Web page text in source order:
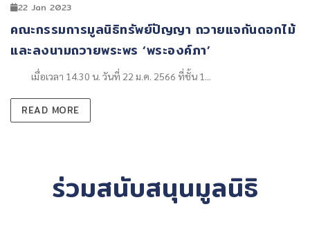
22 Jan 2023
​คณะกรรมการมูลนิธิทรัพย์ปัญญา ถวายแจกันดอกไม้
และลงนามถวายพระพร ‘พระองค์ภา’
เมื่อเวลา 14.30 น. วันที่ 22 ม.ค. 2566 ที่ชั้น 1...
READ MORE
ร่วมสนับสนุนมูลนิธิ